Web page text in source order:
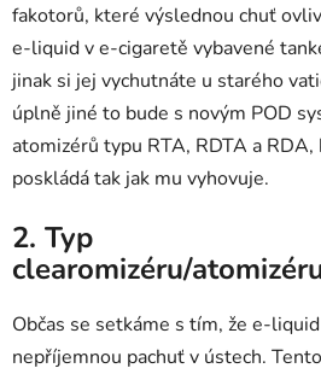
fakotorů, které výslednou chuť
e-liquid v e-cigaretě vybavené
jinak si jej vychutnáte u starého
úplně jiné to bude s novým POD
atomizérů typu RTA, RDTA a
poskládá tak jak mu vyhovuje.
2. Typ
clearomizéru/
Občas se setkáme s tím, že e-
nepříjemnou pachuť v ústech.